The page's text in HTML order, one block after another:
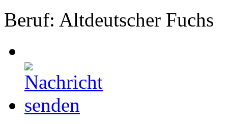
Beruf: Altdeutscher Fuchs